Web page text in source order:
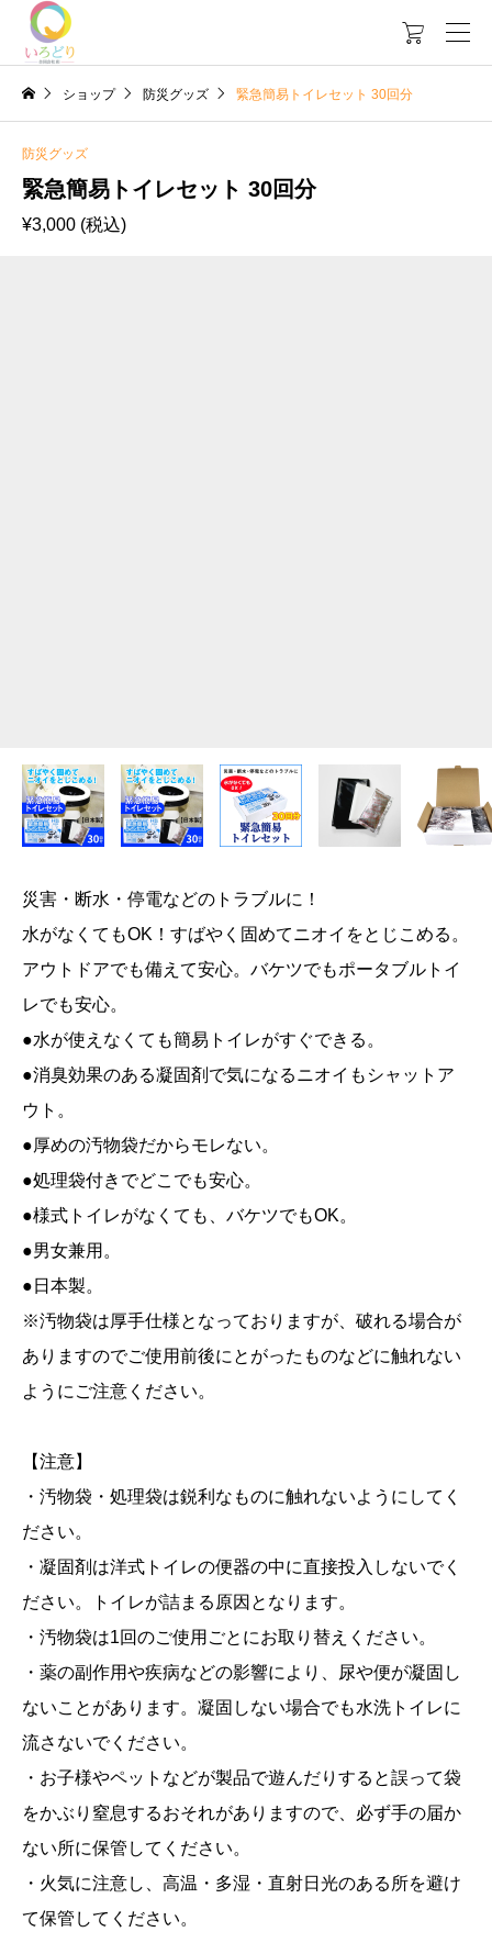

ショップ 防災グッズ 緊急簡易トイレセット 30回分
防災グッズ
緊急簡易トイレセット 30回分
¥3,000 (税込)
災害・断水・停電などのトラブルに！
水がなくてもOK！すばやく固めてニオイをとじこめる。
アウトドアでも備えて安心。バケツでもポータブルトイ
レでも安心。
●水が使えなくても簡易トイレがすぐできる。
●消臭効果のある凝固剤で気になるニオイもシャットア
ウト。
●厚めの汚物袋だからモレない。
●処理袋付きでどこでも安心。
●様式トイレがなくても、バケツでもOK。
●男女兼用。
●日本製。
※汚物袋は厚手仕様となっておりますが、破れる場合が
ありますのでご使用前後にとがったものなどに触れない
ようにご注意ください。
【注意】
・汚物袋・処理袋は鋭利なものに触れないようにしてく
ださい。
・凝固剤は洋式トイレの便器の中に直接投入しないでく
ださい。トイレが詰まる原因となります。
・汚物袋は1回のご使用ごとにお取り替えください。
・薬の副作用や疾病などの影響により、尿や便が凝固し
ないことがあります。凝固しない場合でも水洗トイレに
流さないでください。
・お子様やペットなどが製品で遊んだりすると誤って袋
をかぶり窒息するおそれがありますので、必ず手の届か
ない所に保管してください。
・火気に注意し、高温・多湿・直射日光のある所を避け
て保管してください。